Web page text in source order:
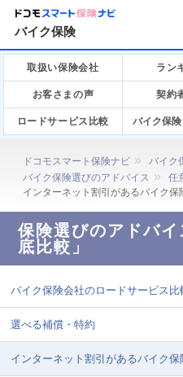
バイク保険
取扱い保険会社 ラン
お客さまの声 契約
ロードサービス比較 バイク保険
ドコモスマート保険ナビ
バイク
バイク保険選びのアドバイス
任
インターネット割引があるバイク保
保険選びのアドバ
底比較」
バイク保険会社のロードサービス比
選べる補償・特約
インターネット割引があるバイク保